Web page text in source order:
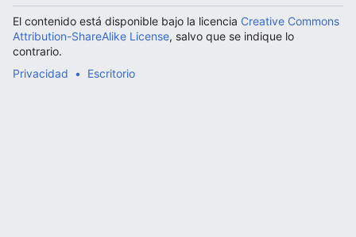
El contenido está disponible bajo la licencia Creative Commons
Attribution-ShareAlike License, salvo que se indique lo
contrario.
Privacidad
Escritorio